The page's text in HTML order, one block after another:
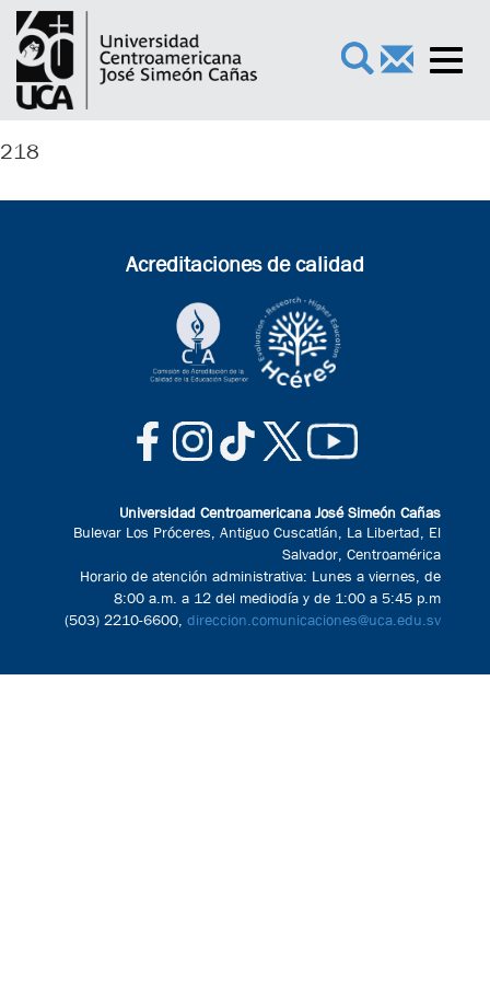
×
218
Acreditaciones de calidad
Universidad Centroamericana José Simeón Cañas
Bulevar Los Próceres, Antiguo Cuscatlán, La Libertad, El
Salvador, Centroamérica
Horario de atención administrativa: Lunes a viernes, de
8:00 a.m. a 12 del mediodía y de 1:00 a 5:45 p.m
(503) 2210-6600, direccion.comunicaciones@uca.edu.sv